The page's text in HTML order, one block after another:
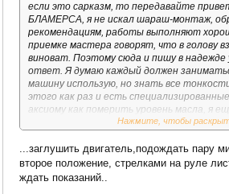
если это сарказм, то передавайте
БЛАМЕРСА, я не искал шараш-монтаж,
рекомендациям, работы выполняют
приемке мастера говорят, что в голову
виноват. Поэтому сюда и пишу в
ответ. Я думаю каждый должен
машину использую, но знать все
этого как раз и есть
аксиому как померить уровень масла, я
был. К сожалению без щупа и показаний
показания в компе, буду премного
столкнулся впервые и езжу всего вторую
Нажмите, чтобы
...заглушить двигатель,подождать пару
второе положение, стрелками на руле
ждать показаний..